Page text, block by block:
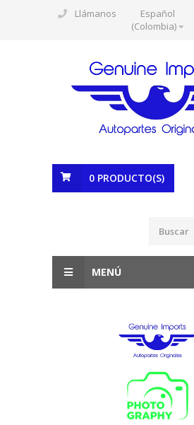
Llámanos
Español
(Colombia)
0 PRODUCTO(S)
MENÚ